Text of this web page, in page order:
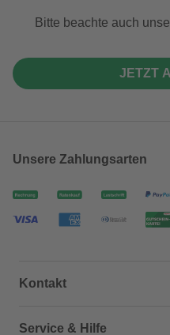
Bitte beachte auch
JETZT
Unsere Zahlungsarten
Kontakt
Dein Kontakt zu uns
Service & Hilfe